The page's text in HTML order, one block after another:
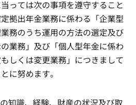
っては次の事項を遵守すること
拠出年金業務に係わる「企業型
務のうち運用の方法の選定及び
業務」及び「個人型年金に係わ
しくは変更業務」につきまして
に努めます。